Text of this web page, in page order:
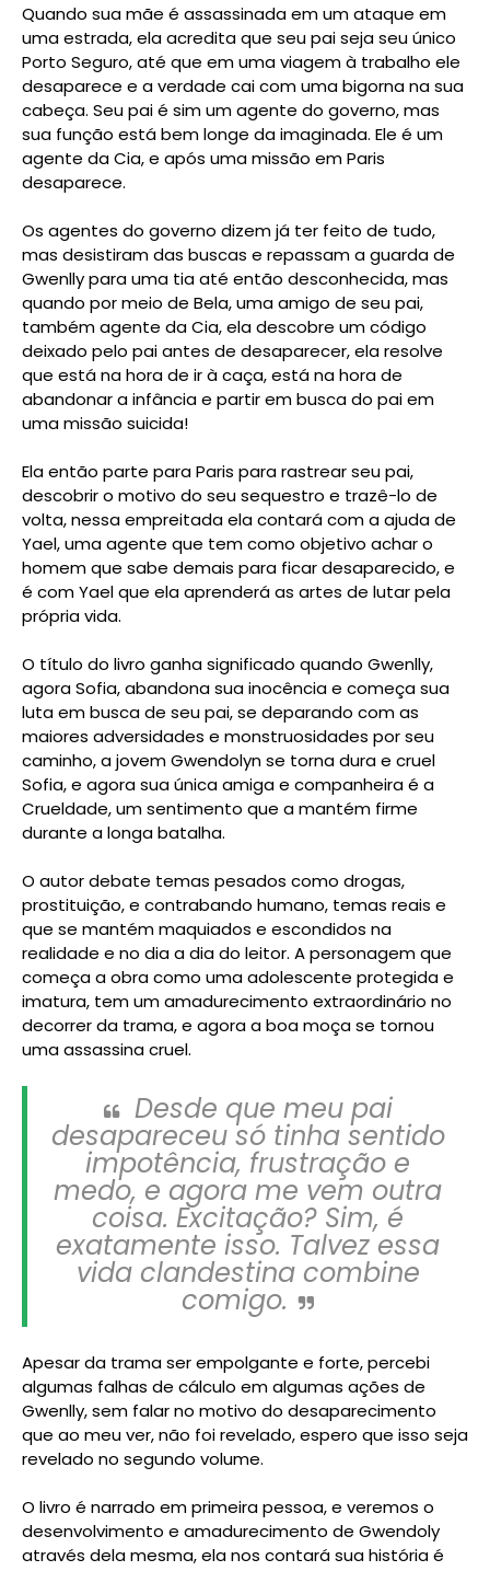
Quando sua mãe é assassinada em um ataque em
uma estrada, ela acredita que seu pai seja seu único
Porto Seguro, até que em uma viagem à trabalho ele
desaparece e a verdade cai com uma bigorna na sua
cabeça. Seu pai é sim um agente do governo, mas
sua função está bem longe da imaginada. Ele é um
agente da Cia, e após uma missão em Paris
desaparece.
Os agentes do governo dizem já ter feito de tudo,
mas desistiram das buscas e repassam a guarda de
Gwenlly para uma tia até então desconhecida, mas
quando por meio de Bela, uma amigo de seu pai,
também agente da Cia, ela descobre um código
deixado pelo pai antes de desaparecer, ela resolve
que está na hora de ir à caça, está na hora de
abandonar a infância e partir em busca do pai em
uma missão suicida!
Ela então parte para Paris para rastrear seu pai,
descobrir o motivo do seu sequestro e trazê-lo de
volta, nessa empreitada ela contará com a ajuda de
Yael, uma agente que tem como objetivo achar o
homem que sabe demais para ficar desaparecido, e
é com Yael que ela aprenderá as artes de lutar pela
própria vida.
O título do livro ganha significado quando Gwenlly,
agora Sofia, abandona sua inocência e começa sua
luta em busca de seu pai, se deparando com as
maiores adversidades e monstruosidades por seu
caminho, a jovem Gwendolyn se torna dura e cruel
Sofia, e agora sua única amiga e companheira é a
Crueldade, um sentimento que a mantém firme
durante a longa batalha.
O autor debate temas pesados como drogas,
prostituição, e contrabando humano, temas reais e
que se mantém maquiados e escondidos na
realidade e no dia a dia do leitor. A personagem que
começa a obra como uma adolescente protegida e
imatura, tem um amadurecimento extraordinário no
decorrer da trama, e agora a boa moça se tornou
uma assassina cruel.
Desde que meu pai
desapareceu só tinha sentido
impotência, frustração e
medo, e agora me vem outra
coisa. Excitação? Sim, é
exatamente isso. Talvez essa
vida clandestina combine
comigo.
Apesar da trama ser empolgante e forte, percebi
algumas falhas de cálculo em algumas ações de
Gwenlly, sem falar no motivo do desaparecimento
que ao meu ver, não foi revelado, espero que isso seja
revelado no segundo volume.
O livro é narrado em primeira pessoa, e veremos o
desenvolvimento e amadurecimento de Gwendoly
através dela mesma, ela nos contará sua história é